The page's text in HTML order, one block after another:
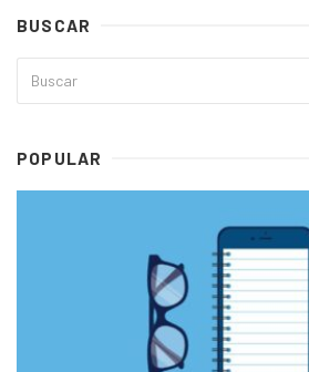
BUSCAR
POPULAR